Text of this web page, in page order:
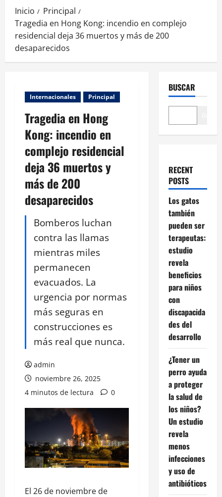
Inicio
Principal
Tragedia en Hong Kong: incendio en complejo
residencial deja 36 muertos y más de 200
desaparecidos
Internacionales Principal
Tragedia en Hong
Kong: incendio en
complejo residencial
deja 36 muertos y
más de 200
desaparecidos
Bomberos luchan
contra las llamas
mientras miles
permanecen
evacuados. La
urgencia por normas
más seguras en
construcciones es
más real que nunca.
admin
noviembre 26, 2025
4 minutos de lectura
0
El 26 de noviembre de
BUSCAR
RECENT
POSTS
Los gatos
también
pueden ser
terapeutas:
estudio
revela
beneficios
para niños
con
discapacida
des del
desarrollo
¿Tener un
perro ayuda
a proteger
la salud de
los niños?
Un estudio
revela
menos
infecciones
y uso de
antibióticos